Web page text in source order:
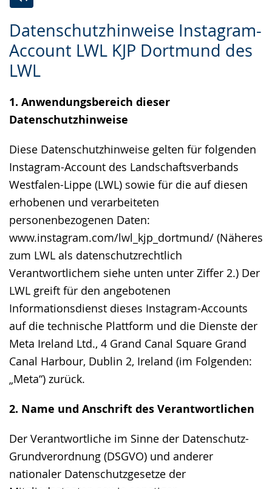
Datenschutzhinweise Instagram-
Account LWL KJP Dortmund des
LWL
1. Anwendungsbereich dieser
Datenschutzhinweise
Diese Datenschutzhinweise gelten für folgenden
Instagram-Account des Landschaftsverbands
Westfalen-Lippe (LWL) sowie für die auf diesen
erhobenen und verarbeiteten
personenbezogenen Daten:
www.instagram.com/lwl_kjp_dortmund/ (Näheres
zum LWL als datenschutzrechtlich
Verantwortlichem siehe unten unter Ziffer 2.) Der
LWL greift für den angebotenen
Informationsdienst dieses Instagram-Accounts
auf die technische Plattform und die Dienste der
Meta Ireland Ltd., 4 Grand Canal Square Grand
Canal Harbour, Dublin 2, Ireland (im Folgenden:
„Meta“) zurück.
2. Name und Anschrift des Verantwortlichen
Der Verantwortliche im Sinne der Datenschutz-
Grundverordnung (DSGVO) und anderer
nationaler Datenschutzgesetze der
Leichten
Sprache
wechseln.
Audio-
Unterstützung.
Video
in
Deutscher
wird
angezeigt.